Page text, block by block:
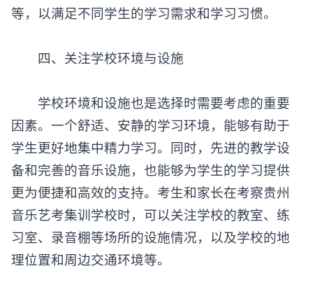
等，以满足不同学生的学习需求和学习习惯。
‌四、关注学校环境与设施‌
学校环境和设施也是选择时需要考虑的重要
因素。一个舒适、安静的学习环境，能够有助于
学生更好地集中精力学习。同时，先进的教学设
备和完善的音乐设施，也能够为学生的学习提供
更为便捷和高效的支持。考生和家长在考察贵州
音乐艺考集训学校时，可以关注学校的教室、练
习室、录音棚等场所的设施情况，以及学校的地
理位置和周边交通环境等。